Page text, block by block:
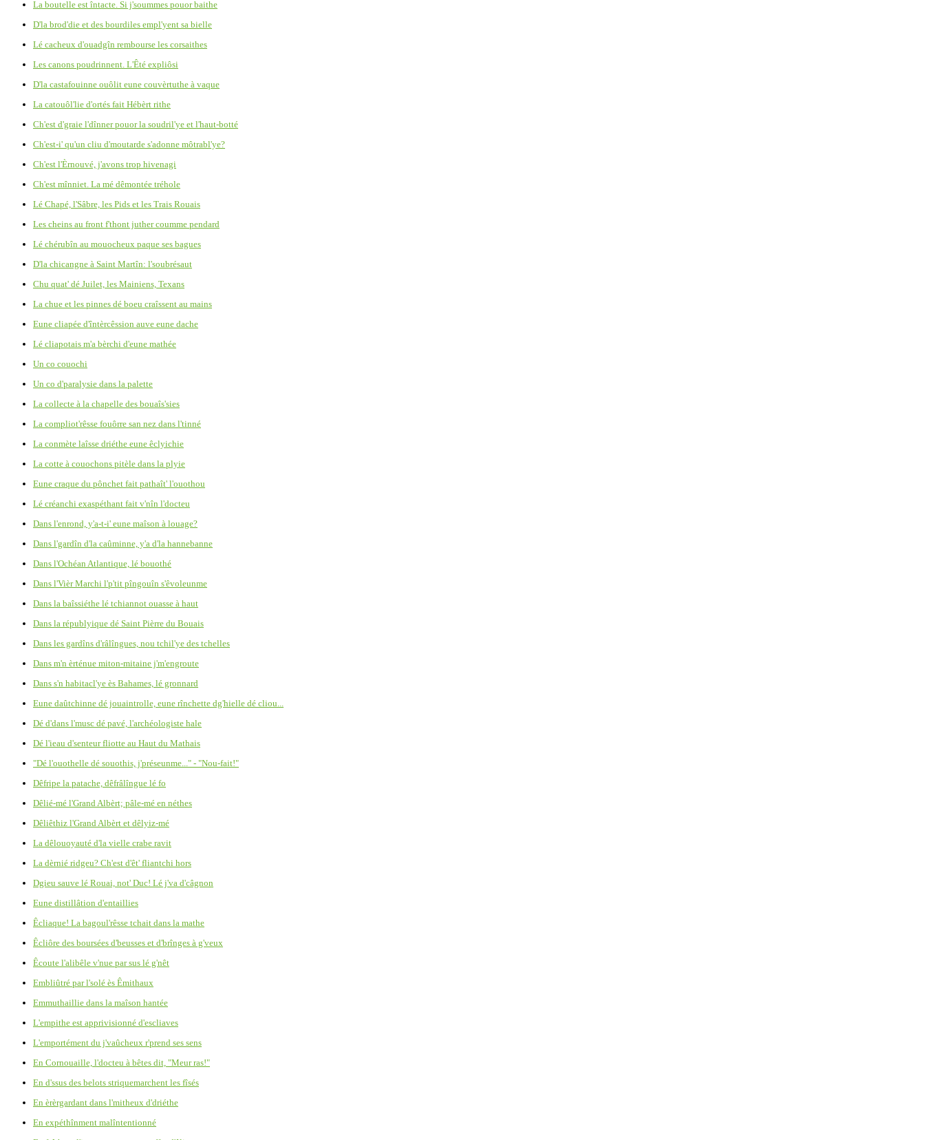
La boutelle est întacte. Si j'soummes pouor baithe
D'la brod'die et des bourdiles empl'yent sa bielle
Lé cacheux d'ouadgîn rembourse les corsaithes
Les canons poudrinnent. L'Êté expliôsi
D'la castafouinne ouôlit eune couvèrtuthe à vaque
La catouôl'lie d'ortés fait Hébèrt rithe
Ch'est d'graie l'dînner pouor la soudril'ye et l'haut-botté
Ch'est-i' qu'un cliu d'moutarde s'adonne môtrabl'ye?
Ch'est l'Èrnouvé, j'avons trop hivenagi
Ch'est mînniet. La mé dêmontée tréhole
Lé Chapé, l'Sâbre, les Pids et les Trais Rouais
Les cheins au front f'thont juther coumme pendard
Lé chérubîn au mouocheux paque ses bagues
D'la chicangne à Saint Martîn: l'soubrésaut
Chu quat' dé Juilet, les Mainiens, Texans
La chue et les pinnes dé boeu craîssent au mains
Eune cliapée d'întèrcêssion auve eune dache
Lé cliapotais m'a bèrchi d'eune mathée
Un co couochi
Un co d'paralysie dans la palette
La collecte à la chapelle des bouaîs'sies
La compliot'rêsse fouôrre san nez dans l'tinné
La conmète laîsse driéthe eune êclyichie
La cotte à couochons pitèle dans la plyie
Eune craque du pônchet fait pathaît' l'ouothou
Lé créanchi exaspéthant fait v'nîn l'docteu
Dans l'enrond, y'a-t-i' eune maîson à louage?
Dans l'gardîn d'la caûminne, y'a d'la hannebanne
Dans l'Ochéan Atlantique, lé bouothé
Dans l'Vièr Marchi l'p'tit pîngouîn s'êvoleunme
Dans la baîssiéthe lé tchiannot ouasse à haut
Dans la républyique dé Saint Pièrre du Bouais
Dans les gardîns d'râlîngues, nou tchil'ye des tchelles
Dans m'n èrténue miton-mitaine j'm'engroute
Dans s'n habitacl'ye ès Bahames, lé gronnard
Eune daûtchinne dé jouaintrolle, eune rînchette dg'hielle dé cliou...
Dé d'dans l'musc dé pavé, l'archéologiste hale
Dé l'ieau d'senteur fliotte au Haut du Mathais
"Dé l'ouothelle dé souothis, j'préseunme..." - "Nou-fait!"
Dêfripe la patache, dêfrâlîngue lé fo
Dêlié-mé l'Grand Albèrt; pâle-mé en néthes
Dêliêthiz l'Grand Albèrt et dêlyiz-mé
La dêlouoyauté d'la vielle crabe ravit
La dèrnié ridgeu? Ch'est d'êt' fliantchi hors
Dgieu sauve lé Rouai, not' Duc! Lé j'va d'câgnon
Eune distillâtion d'entaillies
Êcliaque! La bagoul'rêsse tchait dans la mathe
Êcliôre des boursées d'beusses et d'brînges à g'veux
Êcoute l'alibêle v'nue par sus lé g'nêt
Embliûtré par l'solé ès Êmithaux
Emmuthaillie dans la maîson hantée
L'empithe est apprivisionné d'escliaves
L'emportément du j'vaûcheux r'prend ses sens
En Cornouaille, l'docteu à bêtes dit, "Meur ras!"
En d'ssus des belots striquemarchent les fîsés
En èrèrgardant dans l'mitheux d'driéthe
En expéthînment malîntentionné